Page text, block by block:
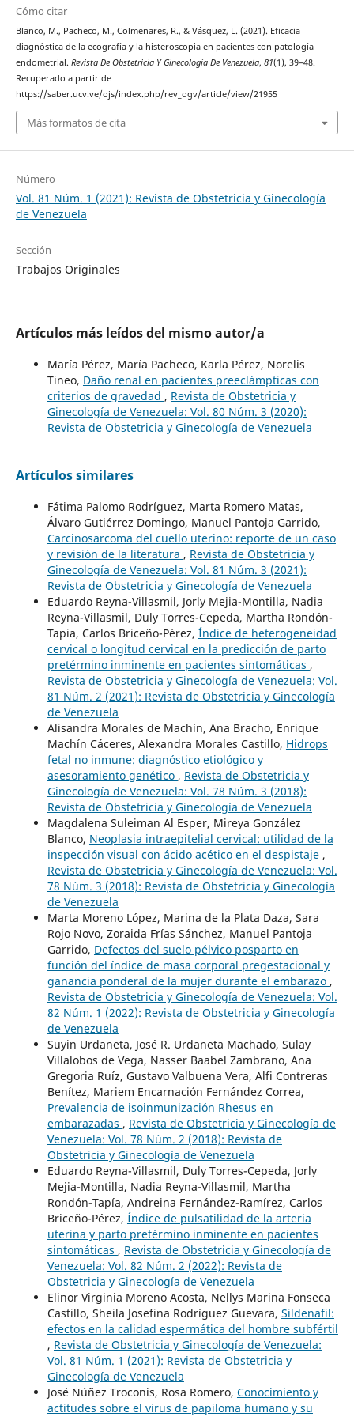
Cómo citar
Blanco, M., Pacheco, M., Colmenares, R., & Vásquez, L. (2021). Eficacia
diagnóstica de la ecografía y la histeroscopia en pacientes con patología
endometrial. Revista De Obstetricia Y Ginecología De Venezuela, 81(1), 39–48.
Recuperado a partir de
https://saber.ucv.ve/ojs/index.php/rev_ogv/article/view/21955
Más formatos de cita
Número
Vol. 81 Núm. 1 (2021): Revista de Obstetricia y Ginecología
de Venezuela
Sección
Trabajos Originales
Artículos más leídos del mismo autor/a
María Pérez, María Pacheco, Karla Pérez, Norelis
Tineo, Daño renal en pacientes preeclámpticas con
criterios de gravedad , Revista de Obstetricia y
Ginecología de Venezuela: Vol. 80 Núm. 3 (2020):
Revista de Obstetricia y Ginecología de Venezuela
Artículos similares
Fátima Palomo Rodríguez, Marta Romero Matas,
Álvaro Gutiérrez Domingo, Manuel Pantoja Garrido,
Carcinosarcoma del cuello uterino: reporte de un caso
y revisión de la literatura , Revista de Obstetricia y
Ginecología de Venezuela: Vol. 81 Núm. 3 (2021):
Revista de Obstetricia y Ginecología de Venezuela
Eduardo Reyna-Villasmil, Jorly Mejia-Montilla, Nadia
Reyna-Villasmil, Duly Torres-Cepeda, Martha Rondón-
Tapia, Carlos Briceño-Pérez, Índice de heterogeneidad
cervical o longitud cervical en la predicción de parto
pretérmino inminente en pacientes sintomáticas ,
Revista de Obstetricia y Ginecología de Venezuela: Vol.
81 Núm. 2 (2021): Revista de Obstetricia y Ginecología
de Venezuela
Alisandra Morales de Machín, Ana Bracho, Enrique
Machín Cáceres, Alexandra Morales Castillo, Hidrops
fetal no inmune: diagnóstico etiológico y
asesoramiento genético , Revista de Obstetricia y
Ginecología de Venezuela: Vol. 78 Núm. 3 (2018):
Revista de Obstetricia y Ginecología de Venezuela
Magdalena Suleiman Al Esper, Mireya González
Blanco, Neoplasia intraepitelial cervical: utilidad de la
inspección visual con ácido acético en el despistaje ,
Revista de Obstetricia y Ginecología de Venezuela: Vol.
78 Núm. 3 (2018): Revista de Obstetricia y Ginecología
de Venezuela
Marta Moreno López, Marina de la Plata Daza, Sara
Rojo Novo, Zoraida Frías Sánchez, Manuel Pantoja
Garrido, Defectos del suelo pélvico posparto en
función del índice de masa corporal pregestacional y
ganancia ponderal de la mujer durante el embarazo ,
Revista de Obstetricia y Ginecología de Venezuela: Vol.
82 Núm. 1 (2022): Revista de Obstetricia y Ginecología
de Venezuela
Suyin Urdaneta, José R. Urdaneta Machado, Sulay
Villalobos de Vega, Nasser Baabel Zambrano, Ana
Gregoria Ruíz, Gustavo Valbuena Vera, Alfi Contreras
Benítez, Mariem Encarnación Fernández Correa,
Prevalencia de isoinmunización Rhesus en
embarazadas , Revista de Obstetricia y Ginecología de
Venezuela: Vol. 78 Núm. 2 (2018): Revista de
Obstetricia y Ginecología de Venezuela
Eduardo Reyna-Villasmil, Duly Torres-Cepeda, Jorly
Mejia-Montilla, Nadia Reyna-Villasmil, Martha
Rondón-Tapía, Andreina Fernández-Ramírez, Carlos
Briceño-Pérez, Índice de pulsatilidad de la arteria
uterina y parto pretérmino inminente en pacientes
sintomáticas , Revista de Obstetricia y Ginecología de
Venezuela: Vol. 82 Núm. 2 (2022): Revista de
Obstetricia y Ginecología de Venezuela
Elinor Virginia Moreno Acosta, Nellys Marina Fonseca
Castillo, Sheila Josefina Rodríguez Guevara, Sildenafil:
efectos en la calidad espermática del hombre subfértil
, Revista de Obstetricia y Ginecología de Venezuela:
Vol. 81 Núm. 1 (2021): Revista de Obstetricia y
Ginecología de Venezuela
José Núñez Troconis, Rosa Romero, Conocimiento y
actitudes sobre el virus de papiloma humano y su